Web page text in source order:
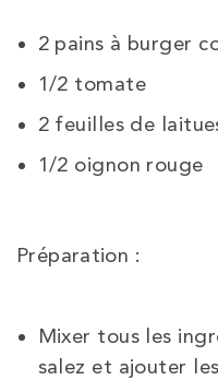
2 pains à burger
1/2 tomate
2 feuilles de
1/2 oignon rouge
Préparation :
Mixer tous les
salez et ajouter